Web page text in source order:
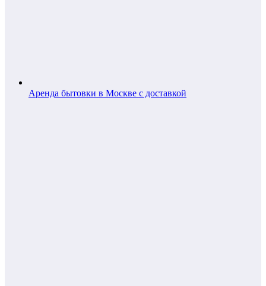
Аренда бытовки в Москве с доставкой